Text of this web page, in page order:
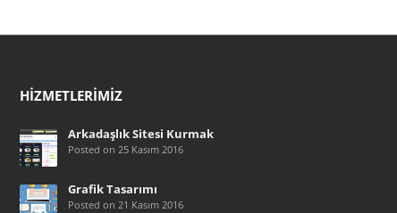
HIZMETLERIMIZ
Arkadaşlık Sitesi Kurmak
Posted on 25 Kasım 2016
Grafik Tasarımı
Posted on 21 Kasım 2016